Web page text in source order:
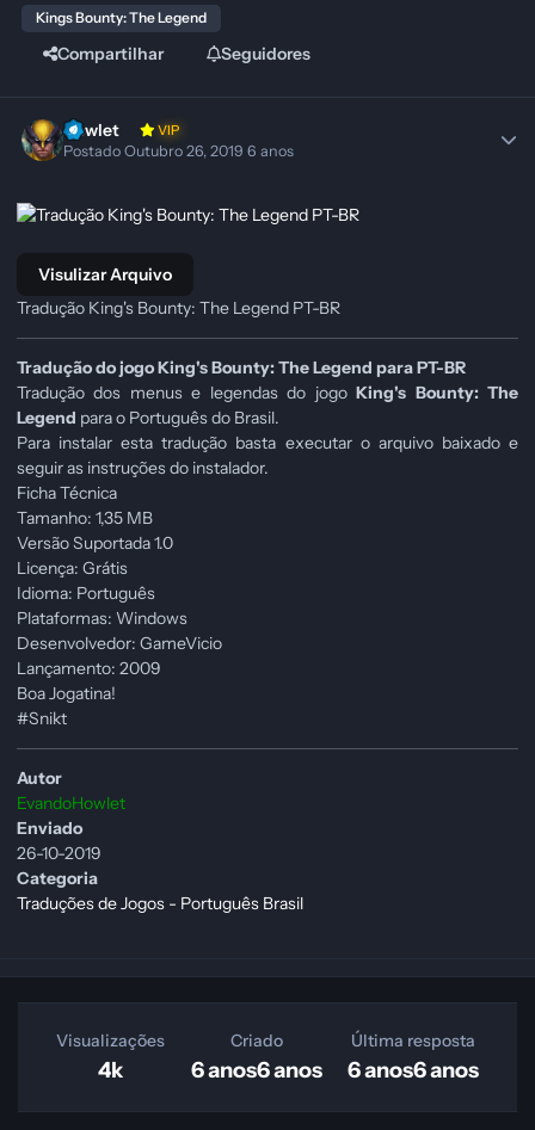
Kings Bounty: The Legend
Compartilhar Seguidores
Howlet VIP
PostadoOutubro 26, 20196 anos
Visulizar Arquivo
Tradução King's Bounty: The Legend PT-BR
Tradução do jogo King's Bounty: The Legend para PT-BR
Tradução dos menus e legendas do jogoKing's Bounty: The
Legend para o Português do Brasil.
Para instalar esta tradução basta executar o arquivo baixado e
seguir as instruções do instalador.
Ficha Técnica
Tamanho: 1,35 MB
Versão Suportada 1.0
Licença: Grátis
Idioma: Português
Plataformas: Windows
Desenvolvedor: GameVicio
Lançamento: 2009
Boa Jogatina!
#Snikt
Autor
EvandoHowlet
Enviado
26-10-2019
Categoria
Traduções de Jogos - Português Brasil
Visualizações
4k
Criado
6 anos6 anos
Última resposta
6 anos6 anos